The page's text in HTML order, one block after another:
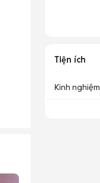
Tiện ích
Kinh nghiệm